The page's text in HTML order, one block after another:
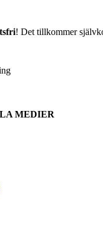
! Det tillkommer
MEDIER